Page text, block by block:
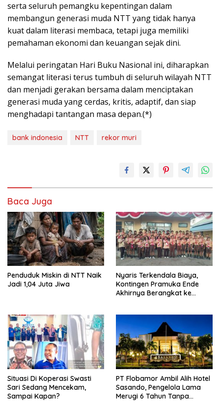
serta seluruh pemangku kepentingan dalam
membangun generasi muda NTT yang tidak hanya
kuat dalam literasi membaca, tetapi juga memiliki
pemahaman ekonomi dan keuangan sejak dini.
Melalui peringatan Hari Buku Nasional ini, diharapkan
semangat literasi terus tumbuh di seluruh wilayah NTT
dan menjadi gerakan bersama dalam menciptakan
generasi muda yang cerdas, kritis, adaptif, dan siap
menghadapi tantangan masa depan.(*)
bank indonesia NTT rekor muri
Baca Juga
Penduduk Miskin di NTT Naik
Jadi 1,04 Juta Jiwa
Nyaris Terkendala Biaya,
Kontingen Pramuka Ende
Akhirnya Berangkat ke
Situasi Di Koperasi Swasti
Sari Sedang Mencekam,
Sampai Kapan?
PT Flobamor Ambil Alih Hotel
Sasando, Pengelola Lama
Merugi 6 Tahun Tanpa